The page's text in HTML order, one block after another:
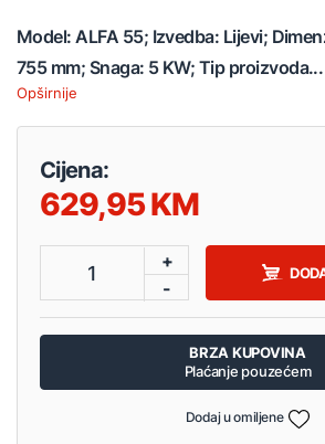
Model: ALFA 55; Izvedba: Lijevi;
755 mm; Snaga: 5 KW; Tip proizvoda...
Opširnije
Cijena:
629,95
1
+
-
BRZA KUPOVINA
Plaćanje pouzećem
Dodaj u omiljene